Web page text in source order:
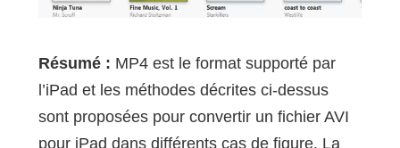
Résumé : MP4 est le format supporté par
l’iPad et les méthodes décrites ci-dessus
sont proposées pour convertir un fichier AVI
pour iPad dans différents cas de figure. La